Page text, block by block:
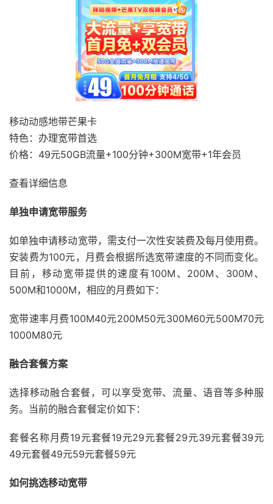
移动动感地带芒果卡
特色：办理宽带首选
价格：49元50GB流量+100分钟+300M宽带+1年会员
查看详细信息
单独申请宽带服务
如单独申请移动宽带，需支付一次性安装费及每月使用费。
安装费为100元，月费会根据所选宽带速度的不同而变化。
目前，移动宽带提供的速度有100M、200M、300M、
500M和1000M，相应的月费如下：
宽带速率月费100M40元200M50元300M60元500M70元
1000M80元
融合套餐方案
选择移动融合套餐，可以享受宽带、流量、语音等多种服
务。当前的融合套餐定价如下：
套餐名称月费19元套餐19元29元套餐29元39元套餐39元
49元套餐49元59元套餐59元
如何挑选移动宽带